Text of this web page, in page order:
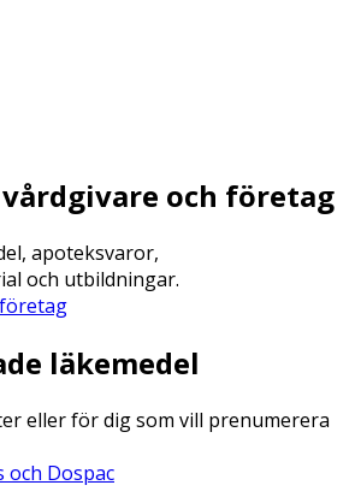
och företag
apoteksvaror,
och utbildningar.
läkemedel
eller för dig som vill prenumerera
och Dospac